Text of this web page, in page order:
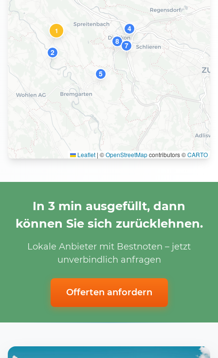
1
2
4
5
7
8
Leaflet | ©OpenStreetMapcontributors ©CARTO
In 3 min ausgefüllt, dann
können Sie sich zurücklehnen.
Lokale Anbieter mit Bestnoten – jetzt
unverbindlich anfragen
Offerten anfordern